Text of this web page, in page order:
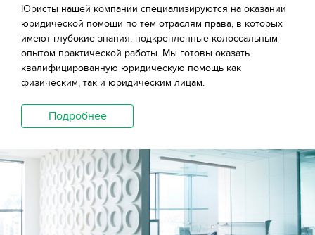
Юристы нашей компании специализируются на оказании
юридической помощи по тем отраслям права, в которых
имеют глубокие знания, подкрепленные колоссальным
опытом практической работы. Мы готовы оказать
квалифицированную юридическую помощь как
физическим, так и юридическим лицам.
Подробнее